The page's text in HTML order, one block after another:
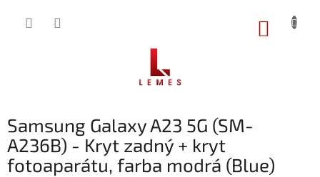
Samsung Galaxy A23 5G (SM-
A236B) - Kryt zadný + kryt
fotoaparátu, farba modrá (Blue)